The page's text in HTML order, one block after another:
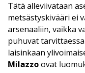
Tätä alleviivataan
metsästyskivääri ei
arsenaaliin, vaikka
puhuvat
laisinkaan
Milazzoovat